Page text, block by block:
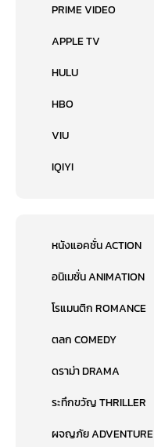
PRIME VIDEO
APPLE TV
HULU
HBO
VIU
IQIYI
หนังแอคชั่น ACTION
อนิเมชั่น ANIMATION
โรแมนติก ROMANCE
ตลก COMEDY
ดราม่า DRAMA
ระทึกขวัญ THRILLER
ผจญภัย ADVENTURE